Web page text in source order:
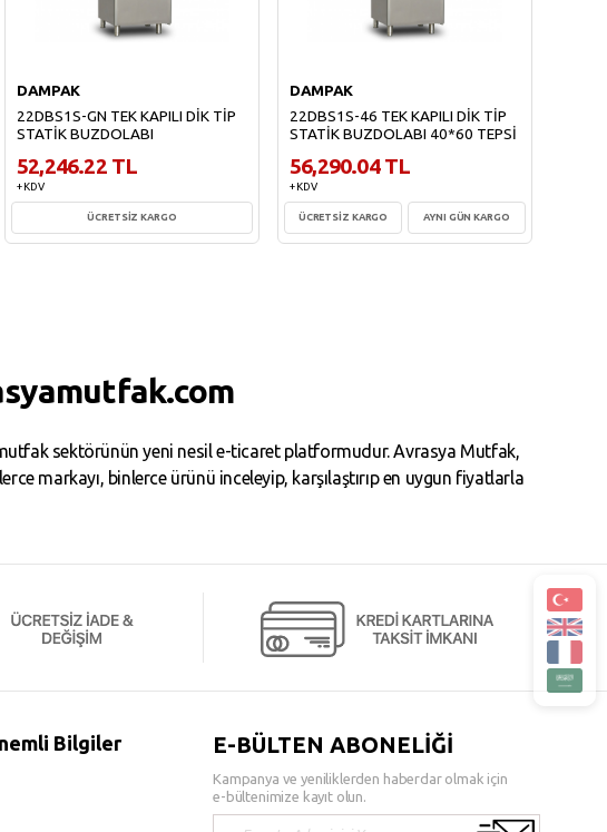
DAMPAK
22DBS1S-GN TEK KAPILI DİK TİP
STATİK BUZDOLABI
52,246.22 TL
+ KDV
ÜCRETSİZ KARGO
DAMPAK
22DBS1S-46 TEK KAPILI DİK TİP
STATİK BUZDOLABI 40*60 TEPSİ
56,290.04 TL
+ KDV
ÜCRETSİZ KARGO AYNI GÜN KARGO
sektörünün yeni nesil e-ticaret platformudur. Avrasya Mutfak,
markayı, binlerce ürünü inceleyip, karşılaştırıp en uygun fiyatlarla
Bilgiler E-BÜLTEN ABONELİĞİ
Kampanya ve yeniliklerden haberdar olmak için
e-bültenimize kayıt olun.